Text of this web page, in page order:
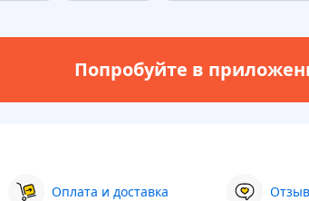
Попробуйте в
Оплата и доставка